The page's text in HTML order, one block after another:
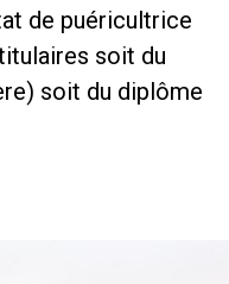
de puéricultrice
soit du
soit du diplôme